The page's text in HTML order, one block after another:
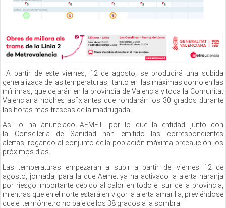
A partir de este viernes, 12 de agosto, se producirá una subida
generalizada de las temperaturas, tanto en las máximas como en las
mínimas, que dejarán en la provincia de Valencia y toda la Comunitat
Valenciana noches asfixiantes que rondarán los 30 grados durante
las horas más frescas de la madrugada.
Así lo ha anunciado AEMET, por lo que la entidad junto con
la Conselleria de Sanidad han emitido las correspondientes
alertas, rogando al conjunto de la población máxima precaución los
próximos días.
Las temperaturas empezarán a subir a partir del viernes 12 de
agosto, jornada, para la que Aemet ya ha activado la alerta naranja
por riesgo importante debido al calor en todo el sur de la provincia,
mientras que en el norte estará en vigor la alerta amarilla, previéndose
que el termómetro no baje de los 38 grados a la sombra